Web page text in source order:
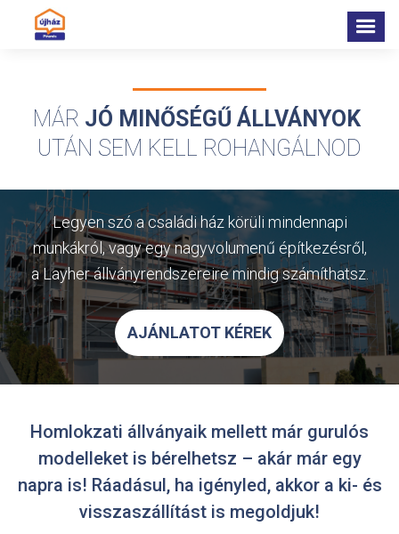
MÁR JÓ MINŐSÉGŰ ÁLLVÁNYOK
UTÁN SEM KELL ROHANGÁLNOD
Legyen szó a családi ház körüli mindennapi
munkákról, vagy egy nagyvolumenű építkezésről,
a Layher állványrendszereire mindig számíthatsz.
AJÁNLATOT KÉREK
Homlokzati állványaik mellett már gurulós
modelleket is bérelhetsz – akár már egy
napra is! Ráadásul, ha igényled, akkor a ki- és
visszaszállítást is megoldjuk!